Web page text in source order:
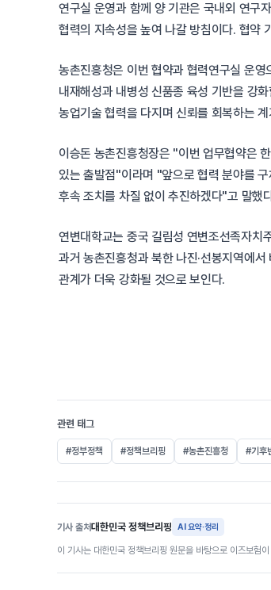
연구실 운영과 함께 양 기관은 국내외 연구
협력의 지속성을 높여 나갈 방침이다. 협약
농촌진흥청은 이번 협약과 협력연구실 운
내재해성과 내병성 신품종 육성 기반을 강
농업기술 협력을 다지며 신뢰를 회복하는
이승돈 농촌진흥청장은 "이번 업무협약은
있는 출발점"이라며 "앞으로 협력 분야를
후속 조치를 차질 없이 추진하겠다"고 말했
연변대학교는 중국 길림성 연변조선족자치
과거 농촌진흥청과 북한 나진·선봉지역에
관계가 더욱 강화될 것으로 보인다.
관련 태그
#정부정책 #정책브리핑 #농촌진흥청 #기후
기사 출처대한민국 정책브리핑 AI 요약·정리
이 기사는 대한민국 정책브리핑 원문을 바탕으로 이즈보험